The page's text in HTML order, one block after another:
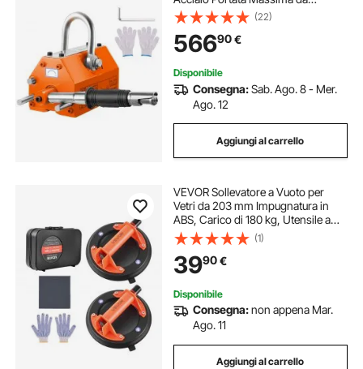
2000kg Dimensioni Base
350x150x168 mm, Sollevatore a
Magneti Permanenti Fattore di
Sicurezza 2,5 Forza Trazione
5000kg
(22)
56690€
Disponibile
Consegna:Sab. Ago. 8 - Mer.
Ago. 12
Aggiungi al carrello
VEVOR Sollevatore a Vuoto per
Vetri da 203 mm Impugnatura in
ABS, Carico di 180 kg, Utensile a
Ventosa per Piastrelle con Custodia
per Trasporto per Sollevare
Piastrelle di Grandi Dimensioni, 2pz
(1)
3990€
Disponibile
Consegna:non appena Mar.
Ago. 11
Aggiungi al carrello